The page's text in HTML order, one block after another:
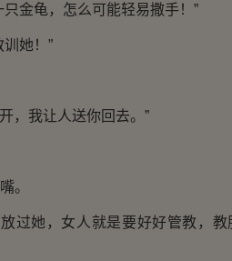
金龟，怎么可能轻易撒手！”
她！”
，我让人送你回去。”
。
过她，女人就是要好好管教，教